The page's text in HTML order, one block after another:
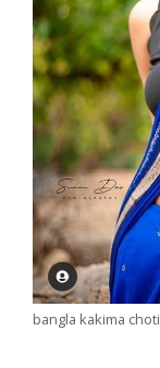
bangla kakima choti